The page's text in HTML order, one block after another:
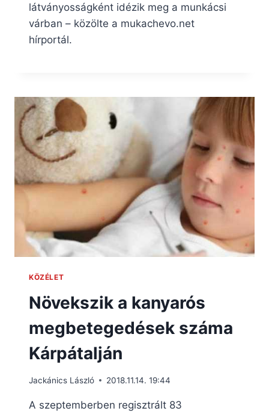
látványosságként idézik meg a munkácsi
várban – közölte a mukachevo.net
hírportál.
KÖZÉLET
Növekszik a kanyarós
megbetegedések száma
Kárpátalján
Jackánics László 2018.11.14. 19:44
A szeptemberben regisztrált 83